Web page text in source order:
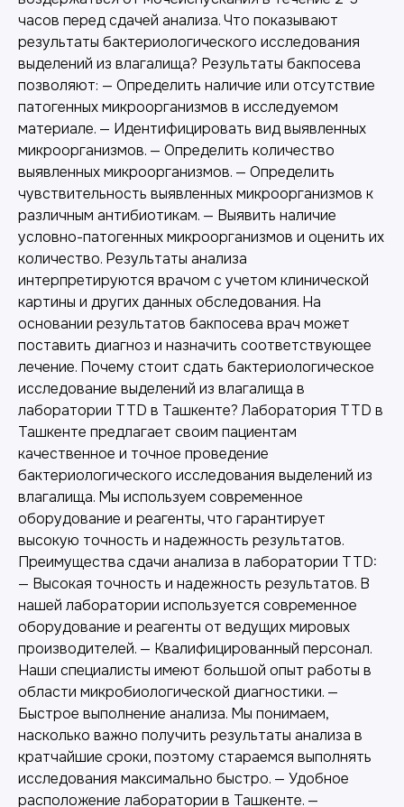
часов перед сдачей анализа. Что показывают
результаты бактериологического исследования
выделений из влагалища? Результаты бакпосева
позволяют: — Определить наличие или отсутствие
патогенных микроорганизмов в исследуемом
материале. — Идентифицировать вид выявленных
микроорганизмов. — Определить количество
выявленных микроорганизмов. — Определить
чувствительность выявленных микроорганизмов к
различным антибиотикам. — Выявить наличие
условно-патогенных микроорганизмов и оценить их
количество. Результаты анализа
интерпретируются врачом с учетом клинической
картины и других данных обследования. На
основании результатов бакпосева врач может
поставить диагноз и назначить соответствующее
лечение. Почему стоит сдать бактериологическое
исследование выделений из влагалища в
лаборатории TTD в Ташкенте? Лаборатория TTD в
Ташкенте предлагает своим пациентам
качественное и точное проведение
бактериологического исследования выделений из
влагалища. Мы используем современное
оборудование и реагенты, что гарантирует
высокую точность и надежность результатов.
Преимущества сдачи анализа в лаборатории TTD:
— Высокая точность и надежность результатов. В
нашей лаборатории используется современное
оборудование и реагенты от ведущих мировых
производителей. — Квалифицированный персонал.
Наши специалисты имеют большой опыт работы в
области микробиологической диагностики. —
Быстрое выполнение анализа. Мы понимаем,
насколько важно получить результаты анализа в
кратчайшие сроки, поэтому стараемся выполнять
исследования максимально быстро. — Удобное
расположение лаборатории в Ташкенте. —
Другие наши услуги